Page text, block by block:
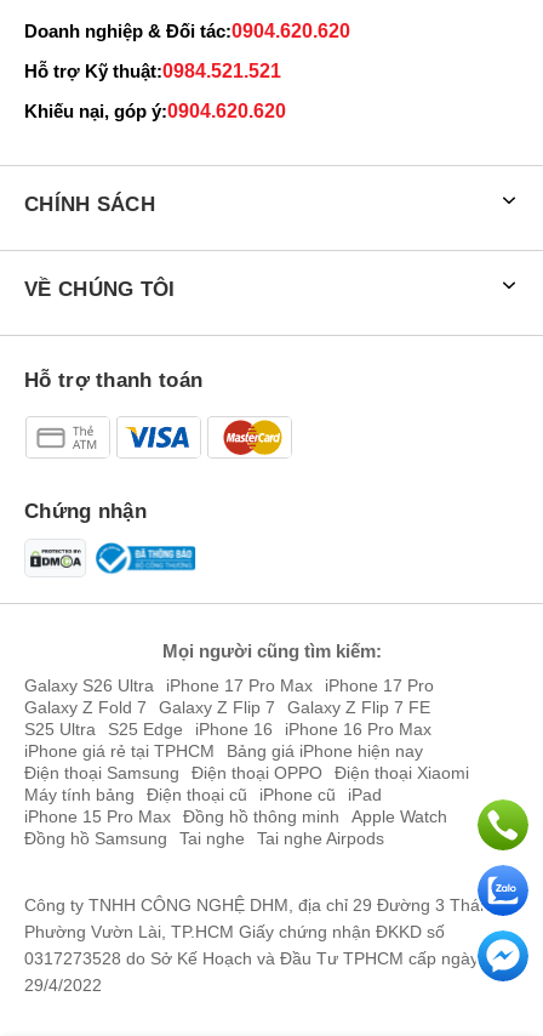
Xiaomi Redmi Note 14 Pro 5G có mấy màu?
Xiaomi Redmi Note 14 Pro 5G có bốn tùy chọn màu sắc gồm đen,
tím, xanh và vàng phù hợp với nhiều phong cách và sở thích của
từng cá nhân. Ảnh chi tiết 4 màu ngay bên dưới.
Doanh nghiệp & Đối tác:0904.620.620
Hỗ trợ Kỹ thuật:0984.521.521
Khiếu nại, góp ý:0904.620.620
CHÍNH SÁCH
VỀ CHÚNG TÔI
Hỗ trợ thanh toán
Chứng nhận
Mọi người cũng tìm kiếm:
Galaxy S26 Ultra iPhone 17 Pro Max
iPhone 17 Pro
Galaxy Z Fold 7
Galaxy Z Flip 7
Galaxy Z Flip 7 FE
S25 Ultra
S25 Edge iPhone 16
iPhone 16 Pro Max
iPhone giá rẻ tại TPHCM
Bảng giá iPhone hiện nay
Điện thoại Samsung
Điện thoại OPPO
Điện thoại Xiaomi
Máy tính bảng
Điện thoại cũ iPhone cũ
iPad
iPhone 15 Pro Max
Đồng hồ thông minh
Apple Watch
Đồng hồ Samsung
Tai nghe Tai nghe Airpods
Công ty TNHH CÔNG NGHỆ DHM, địa chỉ 29 Đường 3 Tháng 2,
Phường Vườn Lài, TP.HCM Giấy chứng nhận ĐKKD số
0317273528 do Sở Kế Hoạch và Đầu Tư TPHCM cấp ngày
29/4/2022